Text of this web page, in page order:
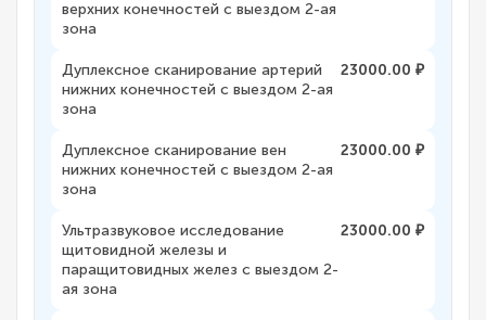
верхних конечностей с выездом 2-ая
зона
Дуплексное сканирование артерий
нижних конечностей с выездом 2-ая
зона
23000.00 ₽
Дуплексное сканирование вен
нижних конечностей с выездом 2-ая
зона
23000.00 ₽
Ультразвуковое исследование
щитовидной железы и
паращитовидных желез с выездом 2-
ая зона
23000.00 ₽